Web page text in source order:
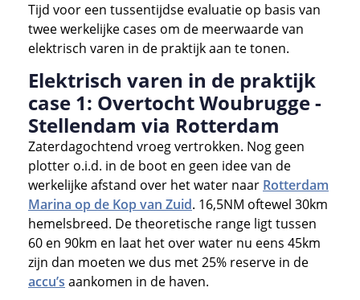
Tijd voor een tussentijdse evaluatie op basis van
twee werkelijke cases om de meerwaarde van
elektrisch varen in de praktijk aan te tonen.
Elektrisch varen in de praktijk
case 1: Overtocht Woubrugge -
Stellendam via Rotterdam
Zaterdagochtend vroeg vertrokken. Nog geen
plotter o.i.d. in de boot en geen idee van de
werkelijke afstand over het water naar Rotterdam
Marina op de Kop van Zuid. 16,5NM oftewel 30km
hemelsbreed. De theoretische range ligt tussen
60 en 90km en laat het over water nu eens 45km
zijn dan moeten we dus met 25% reserve in de
accu’s aankomen in de haven.